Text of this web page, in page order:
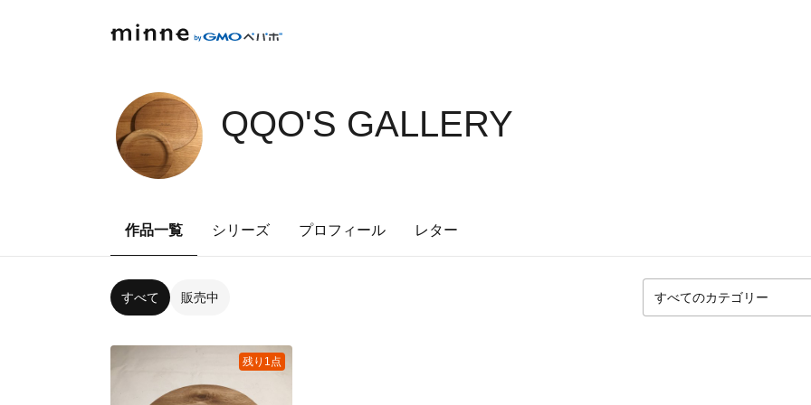
QQO'S GALLERY
作品一覧 シリーズ プロフィール レター
すべて 販売中
残り1点